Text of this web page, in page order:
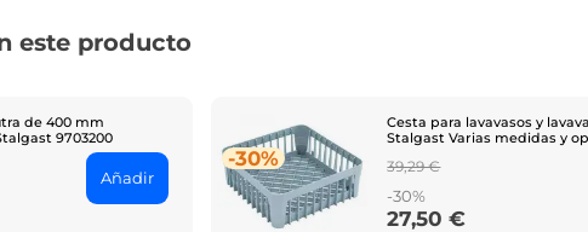
este producto
de 400 mm
9703200
Añadir
-30%
Cesta para lavavasos y
Stalgast Varias medidas y
Regular
price
39,29 €
-30%
Price
27,50 €